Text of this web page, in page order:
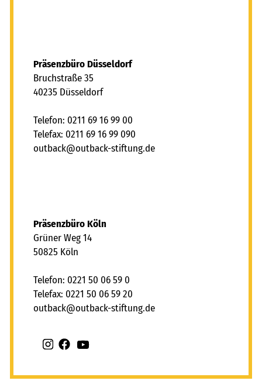
Präsenzbüro Düsseldorf
Bruchstraße 35
40235 Düsseldorf
Telefon: 0211 69 16 99 00
Telefax: 0211 69 16 99 090
tb ck tb ck-stft ngd
Präsenzbüro Köln
Grüner Weg 14
50825 Köln
Telefon: 0221 50 06 59 0
Telefax: 0221 50 06 59 20
tb ck tb ck-stft ngd